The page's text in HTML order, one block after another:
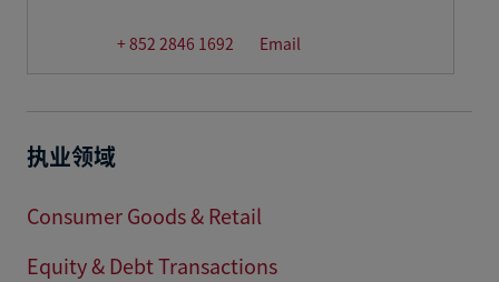
+ 852 2846 1692 Email
执业领域
Consumer Goods & Retail
Equity & Debt Transactions